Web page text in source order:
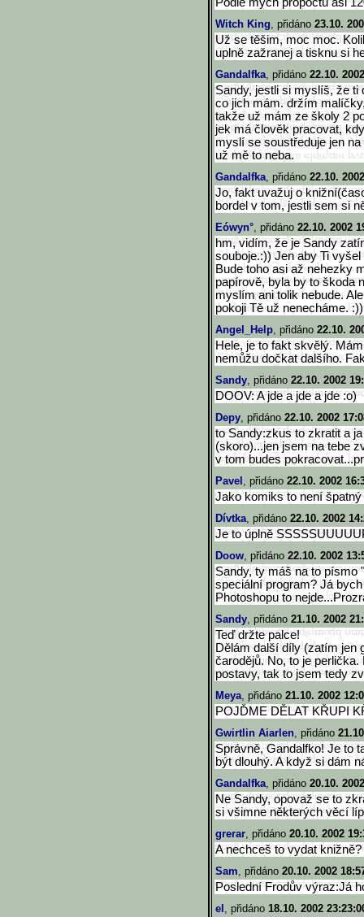
Witch King, přidáno 23.10.
Už se těšim, moc moc.
uplně zažranej a tisknu si
Gandalfka, přidáno 22.10.
Sandy, jestli si myslíš, že
co jich mám. držím
takže už mám ze školy 2
jek má člověk pracovat,
myslí se soustředuje jen
už mě to neba.
Gandalfka, přidáno 22.10.
Jo, fakt uvažuj o
bordel v tom, jestli sem si
Eówyn°, přidáno 22.10. 2002
hm, vidím, že je Sandy
souboje.:)) Jen aby Ti
Bude toho asi až nehezky
papírově, byla by to škoda
myslím ani tolik nebude.
pokoji Tě už nenecháme. :))
Angel_Help, přidáno 22.10.
Hele, je to fakt skvělý.
nemůžu dočkat dalšího.
Sandy, přidáno 22.10. 2002
DOOV: A jde a jde a jde :o)
Depy, přidáno 22.10. 2002
to Sandy:zkus to zkratit a
(skoro)...jen jsem na tebe
v tom budes
Pavel , přidáno 22.10. 2002
Jako komiks to není špatný
Dívtka, přidáno 22.10. 2002
Je to úplně
Doow, přidáno 22.10. 2002
Sandy, ty máš na to písmo
speciální program? Já
Photoshopu to
Sandy, přidáno 21.10. 2002
Teď držte palce!
Dělám další díly (zatím jen
čarodějů. No, to je
postavy, tak to jsem tedy
Meya, přidáno 21.10. 2002
POJĎME DĚLAT KŘUPI
Gwirtlin Aiarlen, přidáno
Správně, Gandalfko! Je to
být dlouhý. A když si dám
Gandalfka, přidáno 20.10.
Ne Sandy, opovaž se to
si všimne některých věcí
grerar, přidáno 20.10. 2002
A nechceš to vydat knižně?
Sam, přidáno 20.10. 2002
Poslední Frodův výraz:Já
el , přidáno 18.10. 2002